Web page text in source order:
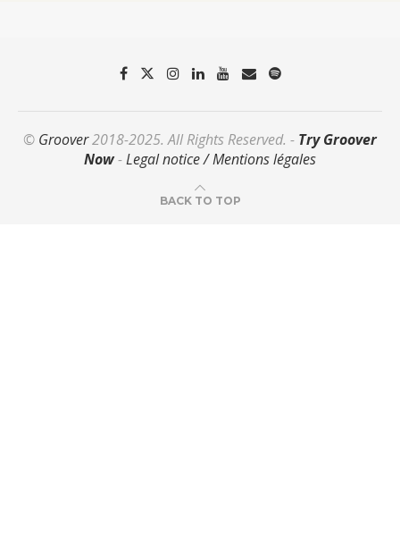
© Groover2018-2025. All Rights Reserved. - Try Groover
Now-Legal notice / Mentions légales
BACK TO TOP